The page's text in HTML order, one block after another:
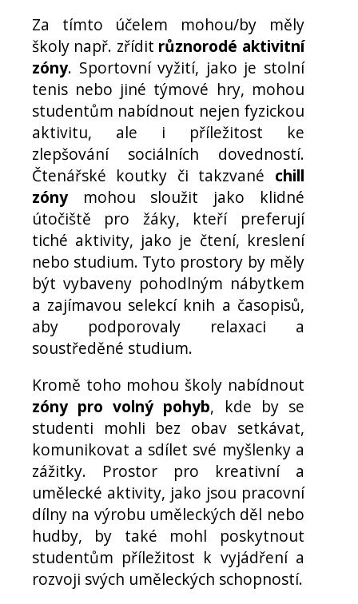
Za tímto účelem mohou/by měly
školy např. zřídit různorodé aktivitní
zóny. Sportovní vyžití, jako je stolní
tenis nebo jiné týmové hry, mohou
studentům nabídnout nejen fyzickou
aktivitu, ale i příležitost ke
zlepšování sociálních dovedností.
Čtenářské koutky či takzvané chill
zónymohou sloužit jako klidné
útočiště pro žáky, kteří preferují
tiché aktivity, jako je čtení, kreslení
nebo studium. Tyto prostory by měly
být vybaveny pohodlným nábytkem
a zajímavou selekcí knih a časopisů,
aby podporovaly relaxaci a
soustředěné studium.
Kromě toho mohou školy nabídnout
zóny pro volný pohyb, kde by se
studenti mohli bez obav setkávat,
komunikovat a sdílet své myšlenky a
zážitky. Prostor pro kreativní a
umělecké aktivity, jako jsou pracovní
dílny na výrobu uměleckých děl nebo
hudby, by také mohl poskytnout
studentům příležitost k vyjádření a
rozvoji svých uměleckých schopností.